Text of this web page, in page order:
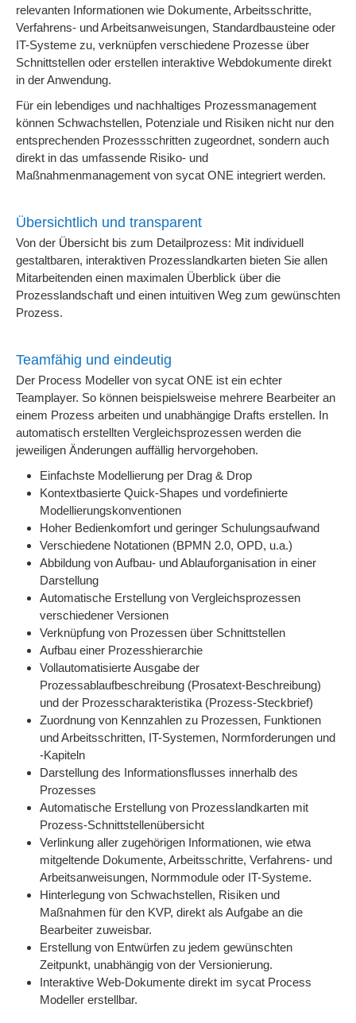
relevanten Informationen wie Dokumente, Arbeitsschritte,
Verfahrens- und Arbeitsanweisungen, Standardbausteine oder
IT-Systeme zu, verknüpfen verschiedene Prozesse über
Schnittstellen oder erstellen interaktive Webdokumente direkt
in der Anwendung.
Für ein lebendiges und nachhaltiges Prozessmanagement
können Schwachstellen, Potenziale und Risiken nicht nur den
entsprechenden Prozessschritten zugeordnet, sondern auch
direkt in das umfassende Risiko- und
Maßnahmenmanagement von sycat ONE integriert werden.
Übersichtlich und transparent
Von der Übersicht bis zum Detailprozess: Mit individuell
gestaltbaren, interaktiven Prozesslandkarten bieten Sie allen
Mitarbeitenden einen maximalen Überblick über die
Prozesslandschaft und einen intuitiven Weg zum gewünschten
Prozess.
Teamfähig und eindeutig
Der Process Modeller von sycat ONE ist ein echter
Teamplayer. So können beispielsweise mehrere Bearbeiter an
einem Prozess arbeiten und unabhängige Drafts erstellen. In
automatisch erstellten Vergleichsprozessen werden die
jeweiligen Änderungen auffällig hervorgehoben.
Einfachste Modellierung per Drag & Drop
Kontextbasierte Quick-Shapes und vordefinierte
Modellierungskonventionen
Hoher Bedienkomfort und geringer Schulungsaufwand
Verschiedene Notationen (BPMN 2.0, OPD, u.a.)
Abbildung von Aufbau- und Ablauforganisation in einer
Darstellung
Automatische Erstellung von Vergleichsprozessen
verschiedener Versionen
Verknüpfung von Prozessen über Schnittstellen
Aufbau einer Prozesshierarchie
Vollautomatisierte Ausgabe der
Prozessablaufbeschreibung (Prosatext-Beschreibung)
und der Prozesscharakteristika (Prozess-Steckbrief)
Zuordnung von Kennzahlen zu Prozessen, Funktionen
und Arbeitsschritten, IT-Systemen, Normforderungen und
-Kapiteln
Darstellung des Informationsflusses innerhalb des
Prozesses
Automatische Erstellung von Prozesslandkarten mit
Prozess-Schnittstellenübersicht
Verlinkung aller zugehörigen Informationen, wie etwa
mitgeltende Dokumente, Arbeitsschritte, Verfahrens- und
Arbeitsanweisungen, Normmodule oder IT-Systeme.
Hinterlegung von Schwachstellen, Risiken und
Maßnahmen für den KVP, direkt als Aufgabe an die
Bearbeiter zuweisbar.
Erstellung von Entwürfen zu jedem gewünschten
Zeitpunkt, unabhängig von der Versionierung.
Interaktive Web-Dokumente direkt im sycat Process
Modeller erstellbar.